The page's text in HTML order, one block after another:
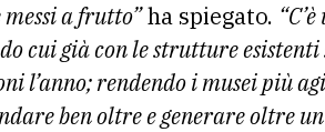
a frutto”ha spiegato.
cui già con le strutture esistenti
l’anno; rendendo i musei più
ben oltre e generare oltre